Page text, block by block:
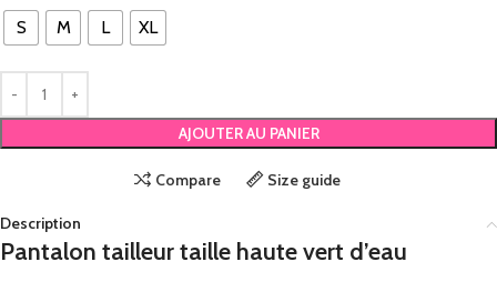
S
M L XL
AJOUTER AU PANIER
Compare Size guide
Description
Pantalon tailleur taille haute vert d’eau